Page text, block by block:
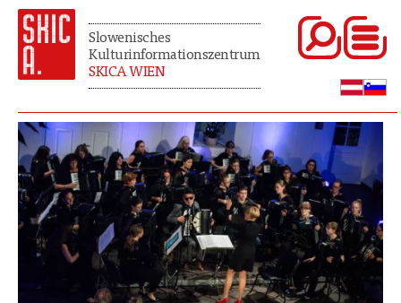
Slowenisches
Kulturinformationszentrum
SKICA WIEN